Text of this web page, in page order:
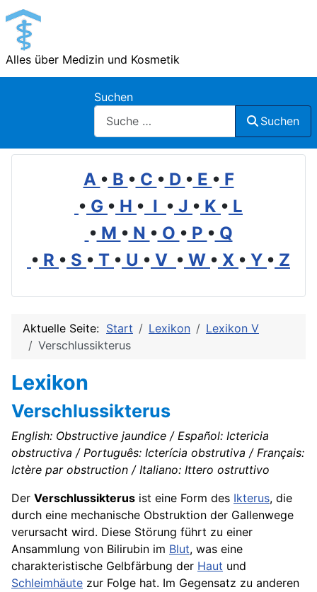
Alles über Medizin und Kosmetik
Suchen
Suchen
A • B • C • D • E • F
• G • H • I • J • K • L
• M • N • O • P • Q
• R • S • T • U • V • W • X • Y • Z
Aktuelle Seite: Start Lexikon
Lexikon V
Verschlussikterus
Lexikon
Verschlussikterus
English: Obstructive jaundice / Español: Ictericia
obstructiva / Português: Icterícia obstrutiva / Français:
Ictère par obstruction / Italiano: Ittero ostruttivo
Der Verschlussikterus ist eine Form des Ikterus, die
durch eine mechanische Obstruktion der Gallenwege
verursacht wird. Diese Störung führt zu einer
Ansammlung von Bilirubin im Blut, was eine
charakteristische Gelbfärbung der Haut und
Schleimhäute zur Folge hat. Im Gegensatz zu anderen